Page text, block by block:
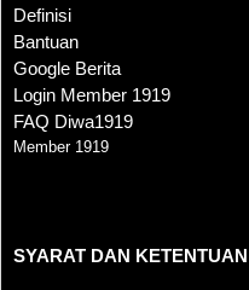
Definisi
Bantuan
Google Berita
Login Member 1919
FAQ Diwa1919
Member 1919
SYARAT DAN KETENTUAN